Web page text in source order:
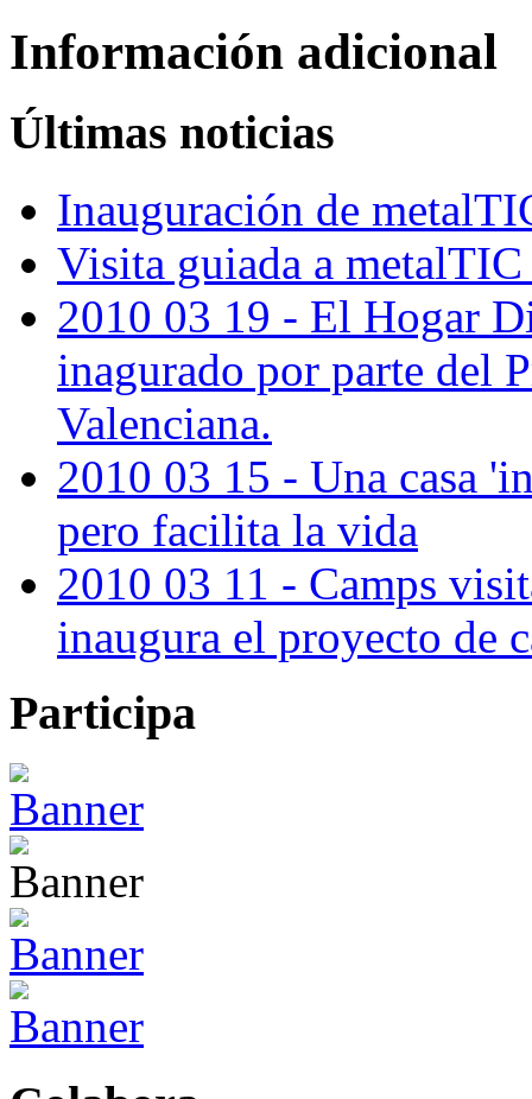
Información adicional
Últimas noticias
Inauguración de
Visita guiada a
2010 03 19 - El Hogar
inagurado por parte del
Valenciana.
2010 03 15 - Una casa
pero facilita la vida
2010 03 11 - Camps
inaugura el proyecto de
Participa